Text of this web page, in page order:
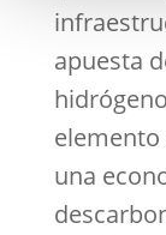
apuesta
elemento
una